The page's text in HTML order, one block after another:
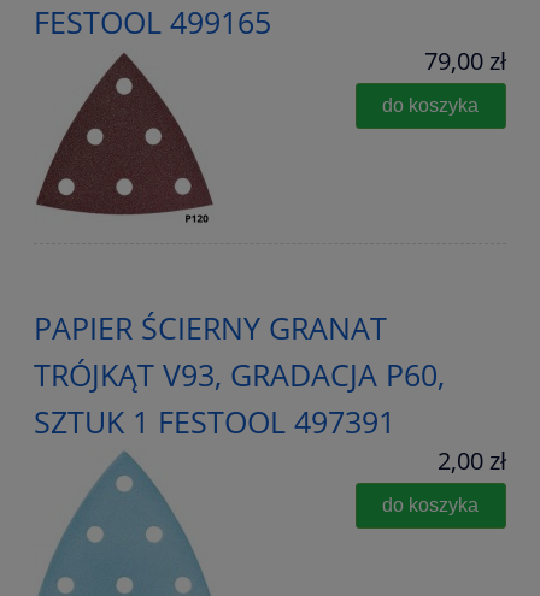
FESTOOL 499165
79,00 zł
do koszyka
PAPIER ŚCIERNY GRANAT
TRÓJKĄT V93, GRADACJA P60,
SZTUK 1 FESTOOL 497391
2,00 zł
do koszyka